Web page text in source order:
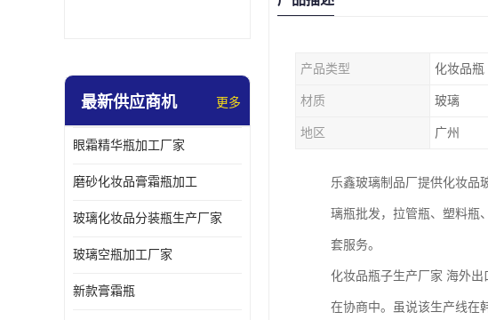
最新供应商机 更多
眼霜精华瓶加工厂家
磨砂化妆品膏霜瓶加工
玻璃化妆品分装瓶生产厂家
玻璃空瓶加工厂家
新款膏霜瓶
产品类型 化妆品瓶
材质 玻璃
地区 广州
乐鑫玻璃制品厂提供化妆品
璃瓶批发，拉管瓶、塑料瓶
套服务。
化妆品瓶子生产厂家 海外
在协商中。虽说该生产线在